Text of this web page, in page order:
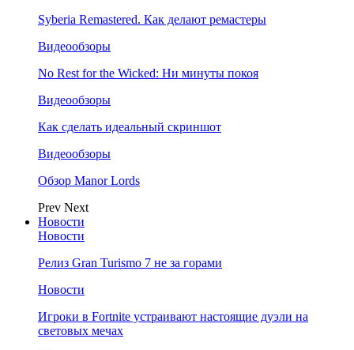
Syberia Remastered. Как делают ремастеры
Видеообзоры
No Rest for the Wicked: Ни минуты покоя
Видеообзоры
Как сделать идеальный скриншот
Видеообзоры
Обзор Manor Lords
Prev Next
Новости
Новости
Релиз Gran Turismo 7 не за горами
Новости
Игроки в Fortnite устраивают настоящие дуэли на
световых мечах